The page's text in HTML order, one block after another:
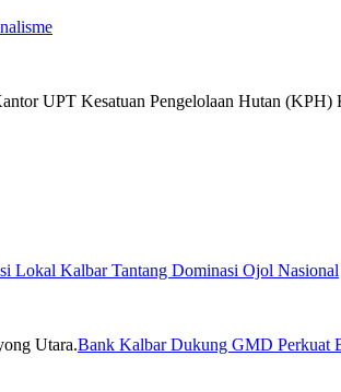
Lokal Kalbar Tantang Dominasi Ojol Nasional
Bank Kalbar Dukung GMD Perkuat